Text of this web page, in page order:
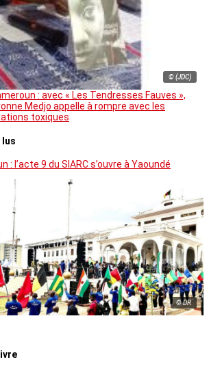
© (JDC)
: avec « Les Tendresses Fauves »,
Medjo appelle à rompre avec les
toxiques
lus
: l’acte 9 du SIARC s’ouvre à Yaoundé
© DR